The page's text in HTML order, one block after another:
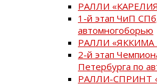
РАЛЛИ
1-й этап ЧиП
автомногоборью
РАЛЛИ «ЯККИМА
2-й этап
Петербурга по
РАЛЛИ-СПРИНТ